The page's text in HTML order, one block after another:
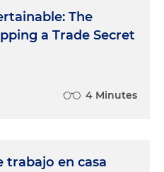
The
a Trade Secret
4 Minutes
trabajo en casa